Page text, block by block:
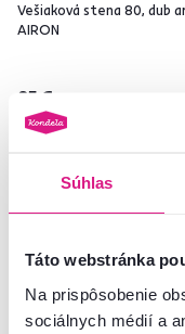
Súhlas
Táto webstránka
Na prispôsobenie
sociálnych médií a
Vešiaková stena 80, dub
AIRON
85 €